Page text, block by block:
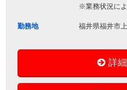
※業務状況に
勤務地 福井県福井市
詳